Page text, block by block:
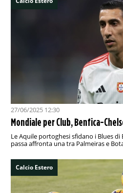
27/06/2025 12:30
Mondiale per Club, Benfica-
Le Aquile portoghesi sfidano i Blues di
passa affronta una tra Palmeiras e
Calcio Estero